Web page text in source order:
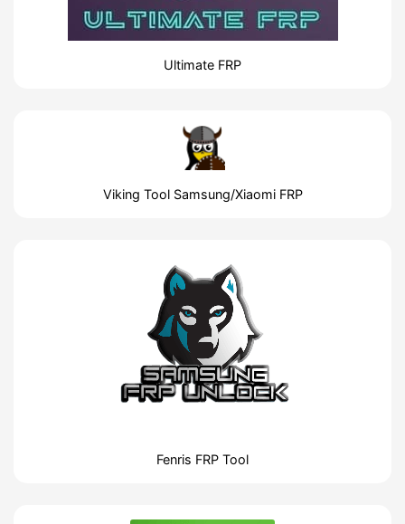
Ultimate FRP
Viking Tool Samsung/Xiaomi FRP
Fenris FRP Tool